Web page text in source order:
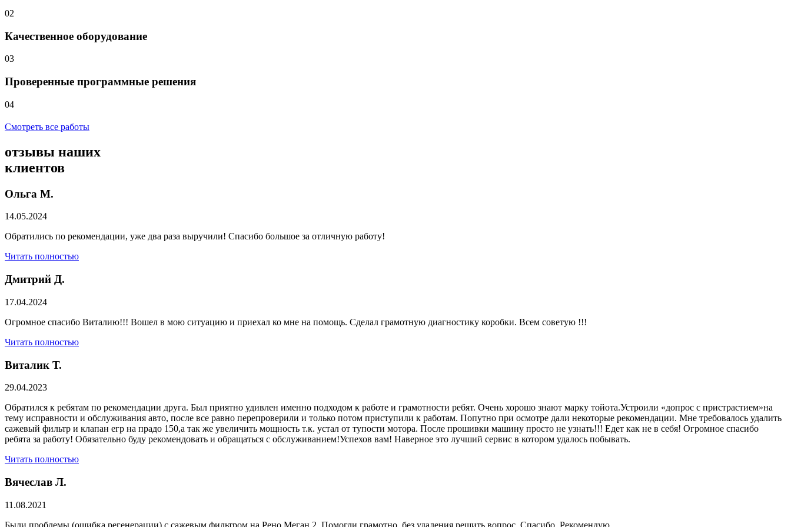
02
Качественное оборудование
03
Проверенные программные решения
04
Смотреть все работы
отзывы наших
клиентов
Ольга М.
14.05.2024
Обратились по рекомендации, уже два раза выручили! Спасибо большое за отличную работу!
Читать полностью
Дмитрий Д.
17.04.2024
Огромное спасибо Виталию!!! Вошел в мою ситуацию и приехал ко мне на помощь. Сделал грамотную диагностику коробки. Всем советую !!!
Читать полностью
Виталик Т.
29.04.2023
Обратился к ребятам по рекомендации друга. Был приятно удивлен именно подходом к работе и грамотности ребят. Очень хорошо знают марку тойота.Устроили «допрос с пристрастием»на
тему исправности и обслуживания авто, после все равно перепроверили и только потом приступили к работам. Попутно при осмотре дали некоторые рекомендации. Мне требовалось удалить
сажевый фильтр и клапан егр на прадо 150,а так же увеличить мощность т.к. устал от тупости мотора. После прошивки машину просто не узнать!!! Едет как не в себя! Огромное спасибо
ребята за работу! Обязательно буду рекомендовать и обращаться с обслуживанием!Успехов вам! Наверное это лучший сервис в котором удалось побывать.
Читать полностью
Вячеслав Л.
11.08.2021
Были проблемы (ошибка регенерации) с сажевым фильтром на Рено Меган 2. Помогли грамотно, без удаления решить вопрос. Спасибо. Рекомендую.